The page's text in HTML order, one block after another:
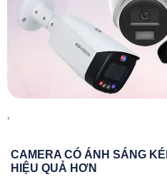
'
CAMERA CÓ ÁNH SÁNG
HIỆU QUẢ HƠN